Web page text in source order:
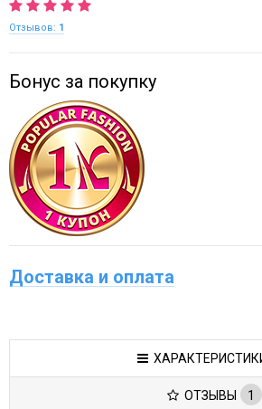
Отзывов: 1
Бонус за покупку
Доставка и оплата
ОТЗЫВЫ 1